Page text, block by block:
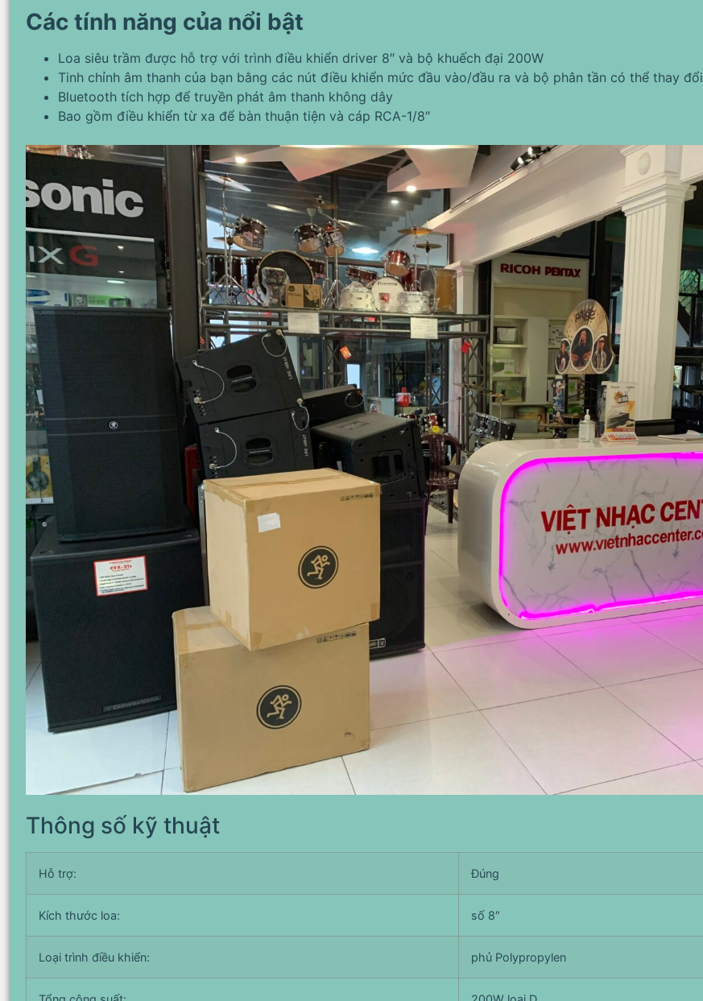
Các tính năng của nổi bật
Loa siêu trầm được hỗ trợ với trình điều khiển driver 8″ và bộ khuếch đại 200W
Tinh chỉnh âm thanh của bạn bằng các nút điều khiển mức đầu vào/đầu ra và bộ phân tần có thể thay đổi
Bluetooth tích hợp để truyền phát âm thanh không dây
Bao gồm điều khiển từ xa để bàn thuận tiện và cáp RCA-1/8″
Thông số kỹ thuật
Hỗ trợ: Đúng
Kích thước loa: số 8″
Loại trình điều khiển: phủ Polypropylen